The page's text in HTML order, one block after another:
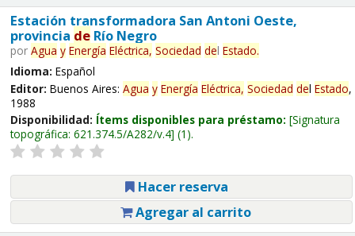
Estación transformadora San Antoni Oeste,
provincia deRío Negro
por Agua y Energía Eléctrica, Sociedad del Estado.
Idioma: Español
Editor: Buenos Aires: Agua y Energía Eléctrica, Sociedad del Estado,
1988
Disponibilidad: Ítems disponibles para préstamo: Signatura
topográfica: 621.374.5/A282/v.4 (1).
Hacer reserva
Agregar al carrito